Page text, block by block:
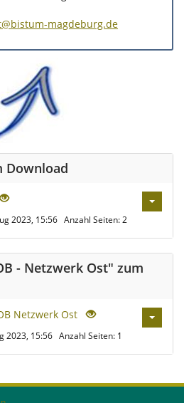
magdeburg.de
Download
2023, 15:56 Anzahl Seiten: 2
- Netzwerk Ost" zum
Netzwerk Ost
2023, 15:56 Anzahl Seiten: 1